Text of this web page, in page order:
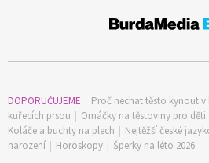
DOPORUČUJEME Proč nechat těsto kynout v
kuřecích prsou | Omáčky na těstoviny pro děti
Koláče a buchty na plech | Nejtěžší české
narození | Horoskopy | Šperky na léto 2026